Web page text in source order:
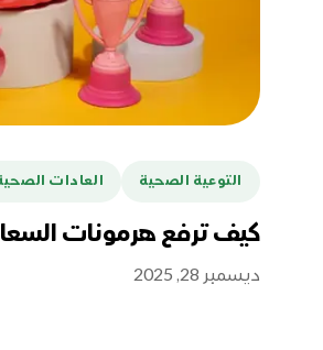
التوعية الصحية العادات
كيف ترفع هرمونات
ديسمبر 28, 2025